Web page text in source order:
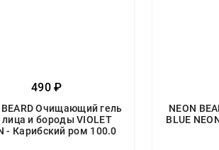
490 ₽
BEARD Очищающий гель
и бороды VIOLET
- Карибский ром 100.0
NEON
BLUE